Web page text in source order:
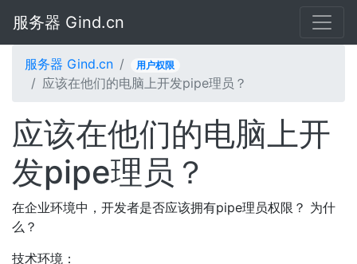
服务器 Gind.cn
服务器 Gind.cn 用户权限
应该在他们的电脑上开发pipe理员？
应该在他们的电脑上开
发pipe理员？
在企业环境中，开发者是否应该拥有pipe理员权限？ 为什
么？
技术环境：